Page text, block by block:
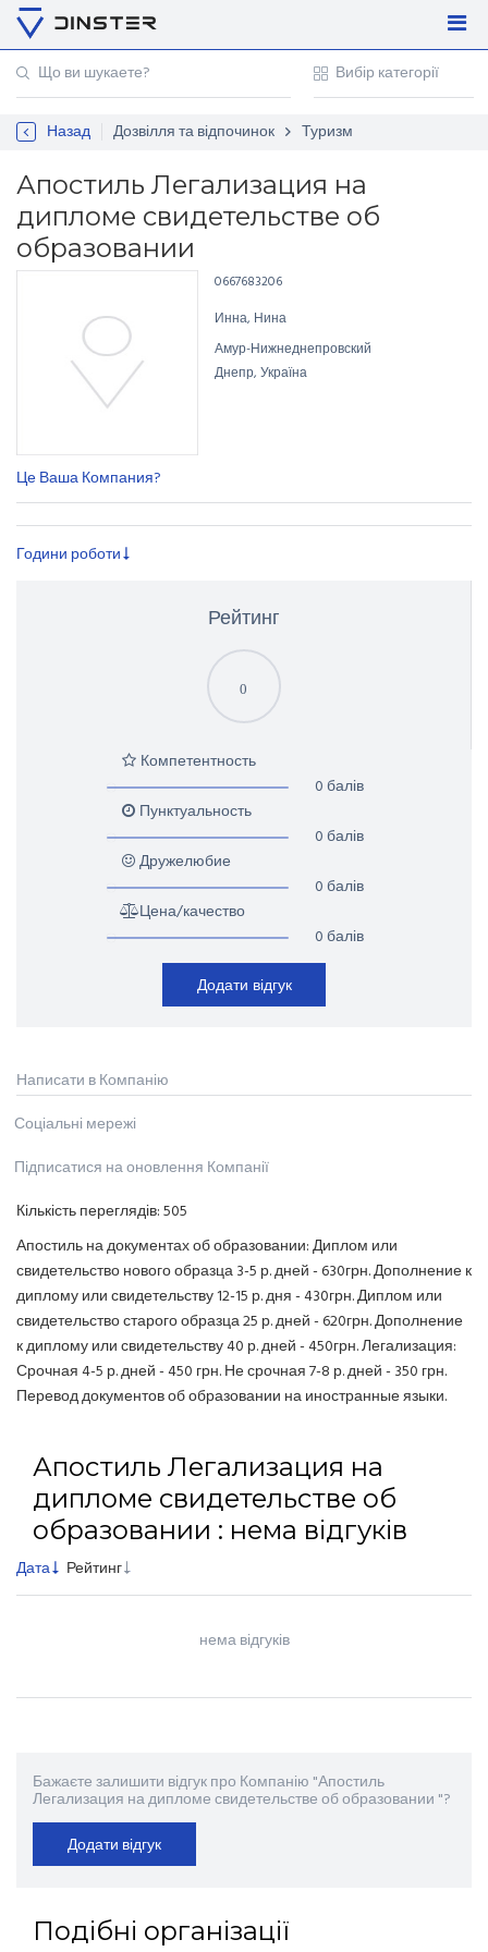
Регістрація
Контакти
Для підприємців
Назад Дозвілля та відпочинок Туризм
Апостиль Легализация на
дипломе свидетельстве об
образовании
Це Ваша Компания?
0667683206
Инна, Нина
Амур-Нижнеднепровский
Днепр, Україна
Години роботи
Рейтинг
0
Компетентность
0 балів
Пунктуальность
0 балів
Дружелюбие
0 балів
Цена/качество
0 балів
Додати відгук
Написати в Компанію
Соціальні мережі
Підписатися на оновлення Компанії
Кількість переглядів:505
Апостиль на документах об образовании: Диплом или
свидетельство нового образца 3-5 р. дней - 630грн. Дополнение к
диплому или свидетельству 12-15 р. дня - 430грн. Диплом или
свидетельство старого образца 25 р. дней - 620грн. Дополнение
к диплому или свидетельству 40 р. дней - 450грн. Легализация:
Срочная 4-5 р. дней - 450 грн. Не срочная 7-8 р. дней - 350 грн.
Перевод документов об образовании на иностранные языки.
Апостиль Легализация на
дипломе свидетельстве об
образовании : нема відгуків
Дата Рейтинг
нема відгуків
Бажаєте залишити відгук про Компанію "Апостиль
Легализация на дипломе свидетельстве об образовании "?
Додати відгук
Подібні організації